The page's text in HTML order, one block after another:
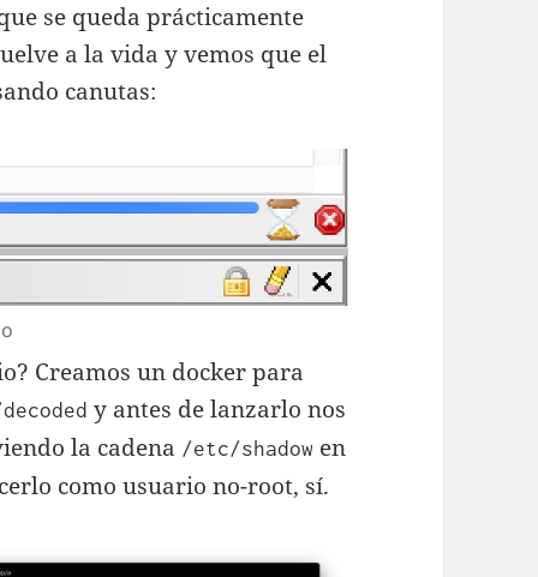
se queda prácticamente
a la vida y vemos que el
canutas:
Creamos un docker para
y antes de lanzarlo nos
la cadena /etc/shadow en
como usuario no-root, sí.